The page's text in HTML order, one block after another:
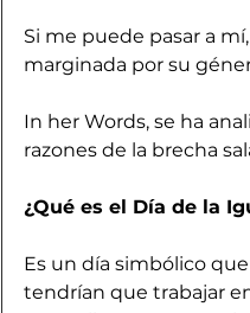
Si me puede pasar a
marginada por su
In her Words, se ha
razones de la brecha
¿Qué es el Día de la
Es un día simbólico
tendrían que trabajar